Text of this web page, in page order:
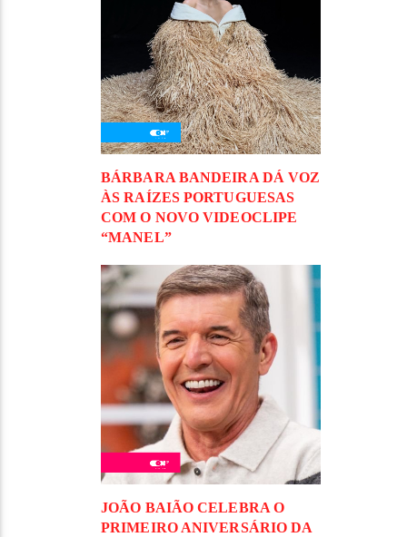
BÁRBARA BANDEIRA DÁ VOZ
ÀS RAÍZES PORTUGUESAS
COM O NOVO VIDEOCLIPE
“MANEL”
JOÃO BAIÃO CELEBRA O
PRIMEIRO ANIVERSÁRIO DA